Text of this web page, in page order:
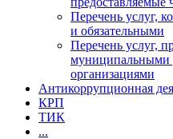
Перечень услуг,
и обязательными
Перечень услуг,
муниципальными
организациями
Антикоррупционная
КРП
ТИК
...